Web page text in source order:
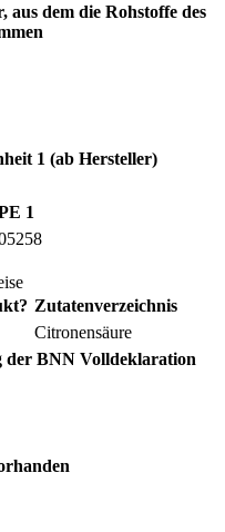
dem die Rohstoffe des
1 (ab Hersteller)
1
Zutatenverzeichnis
Citronensäure
BNN Volldeklaration